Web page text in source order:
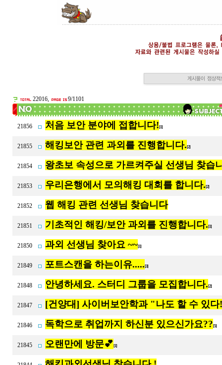
22016, 9/1101
21856 처음 보안 분야에 접합니다! [1]
21855 해킹보안 관련 과외를 진행합니다. [2]
21854 왕초보 속성으로 가르켜주실 선생님 찾습
21853 우리은행에서 모의해킹 대회를 합니다. [2]
21852 웹 해킹 관련 선생님 찾습니다
21851 기초적인 해킹/보안 과외를 진행합니다. [1]
21850 과외 선생님 찾아요 ~~[1]
21849 포트스캔을 하는이유..... [3]
21848 안녕하세요. 스터디 그룹을 모집합니다. [2]
21847 [건양대] 사이버보안학과 "나도 할 수 있
21846 독학으로 취업까지 하신분 있으신가요?? [5]
21845 오랜만에 방문💕 [1]